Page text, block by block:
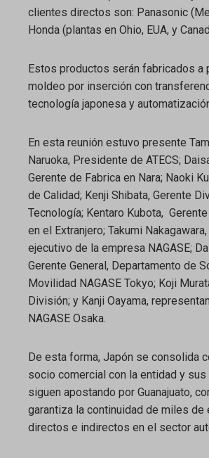
clientes directos son: Panasonic
Honda (plantas en Ohio, EUA, y
Estos productos serán fabricados a
moldeo por inserción con
tecnología japonesa y
En esta reunión estuvo presente
Naruoka, Presidente de ATECS;
Gerente de Fabrica en Nara; Naoki
de Calidad; Kenji Shibata, Gerente
Tecnología; Kentaro Kubota,
en el Extranjero; Takumi
ejecutivo de la empresa NAGASE;
Gerente General, Departamento de
Movilidad NAGASE Tokyo; Koji
División; y Kanji Oayama,
NAGASE Osaka.
De esta forma, Japón se consolida
socio comercial con la entidad y
siguen apostando por Guanajuato,
garantiza la continuidad de miles de
directos e indirectos en el sector